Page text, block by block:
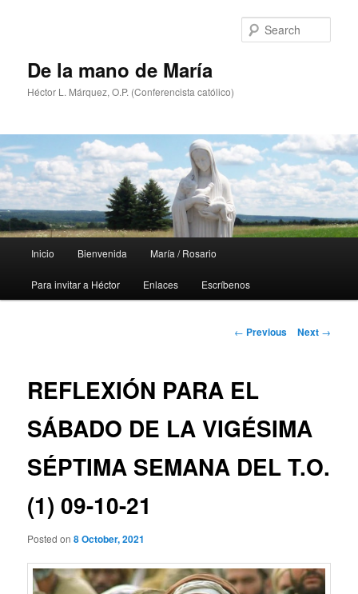
De la mano de María
Héctor L. Márquez, O.P. (Conferencista católico)
Inicio Bienvenida María / Rosario
Para invitar a Héctor Enlaces Escríbenos
Post
← Previous Next →
REFLEXIÓN PARA EL
SÁBADO DE LA VIGÉSIMA
SÉPTIMA SEMANA DEL T.O.
(1) 09-10-21
Posted on8 October, 2021